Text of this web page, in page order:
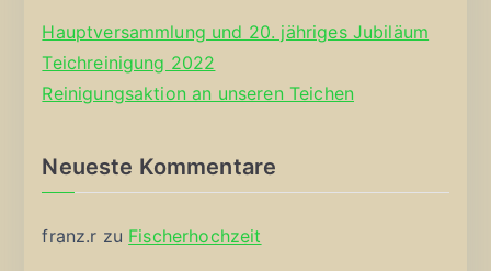
Hauptversammlung und 20. jähriges Jubiläum
Teichreinigung 2022
Reinigungsaktion an unseren Teichen
Neueste Kommentare
franz.r zu Fischerhochzeit